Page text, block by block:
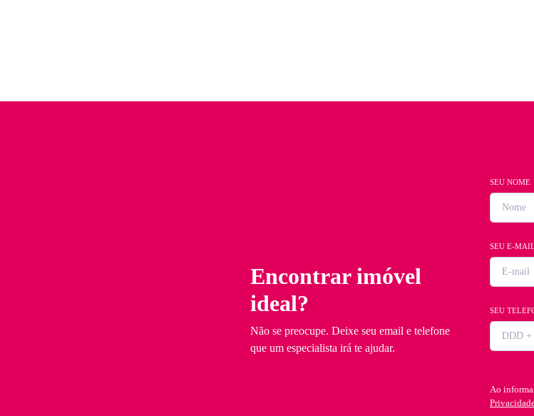
Encontrar imóvel
ideal?
Não se preocupe. Deixe seu email e telefone
que um especialista irá te ajudar.
SEU NOME
SEU E-MAIL
SEU
Ao